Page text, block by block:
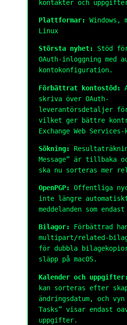
kontakter och
Plattformar:
Windows,
Linux
Största nyhet:
Stöd
OAuth-inloggning med
kontokonfiguration.
Förbättrat kontostöd:
skriva över OAuth-
leverantörsdetaljer för
vilket ger bättre
Exchange Web
Sökning:
Message” är tillbaka
ska nu sorteras mer
OpenPGP:
Offentliga
inte längre
meddelanden som
Bilagor:
Förbättrad
multipart/related-
för dubbla
släpp på macOS.
Kalender och uppgifter:
kan sorteras efter
ändringsdatum, och
Tasks” visar endast
uppgifter.